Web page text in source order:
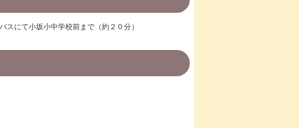
にて小坂小中学校前まで（約２０分）